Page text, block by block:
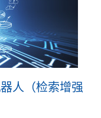
人（检索增强